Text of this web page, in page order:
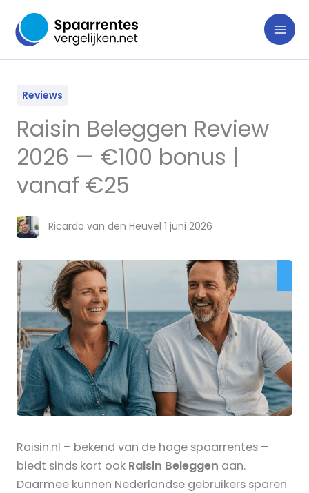
naar
inhoud
Reviews
Raisin Beleggen Review
2026 — €100 bonus |
vanaf €25
Ricardo van den Heuvel|1 juni 2026
Raisin.nl – bekend van de hoge spaarrentes –
biedt sinds kort ook Raisin Beleggen aan.
Daarmee kunnen Nederlandse gebruikers sparen